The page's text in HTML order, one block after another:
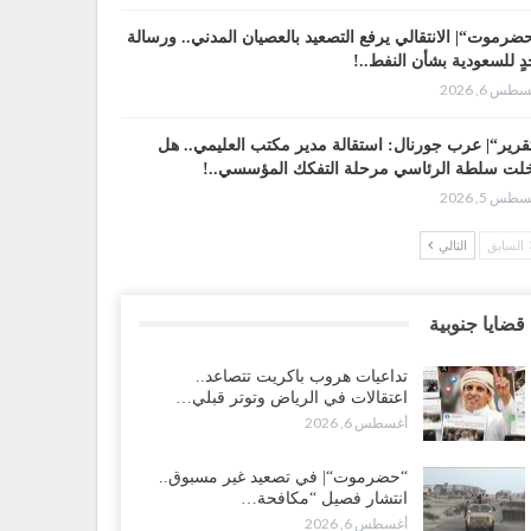
الانتقالي يرفع التصعيد بالعصيان المدني.. ورسالة
للسعودية بشأن النفط..!
6, 2026
عرب جورنال: استقالة مدير مكتب العليمي.. هل
سلطة الرئاسي مرحلة التفكك المؤسسي..!
5, 2026
على حافة الانفجار.. اشتباكات قبلية مع فصائل
و”درع الوطن” تبدأ الانتشار..!
5, 2026
الرواتب تشعل مواجهة داخل معسكر التحالف…
يصعّد في جبهات مأرب وتعز والضالع..!
5, 2026
السابق التالي
قضايا جنوبية
تداعيات هروب باكريت تتصاعد..
اعتقالات في الرياض وتوتر قبلي…
أغسطس 6, 2026
“حضرموت“| في تصعيد غير مسبوق..
انتشار فصيل “مكافحة…
أغسطس 6, 2026